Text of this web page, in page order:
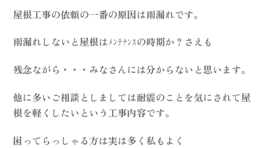
屋根工事の依頼の一番の原因は雨漏れです。
雨漏れしないと屋根はﾒﾝﾃﾅﾝｽの時期か？さえも
残念ながら・・・みなさんには分からないと思います。
他に多いご相談としましては耐震のことを気にされて屋
根を軽くしたいという工事内容です。
困ってらっしゃる方は実は多く私もよく